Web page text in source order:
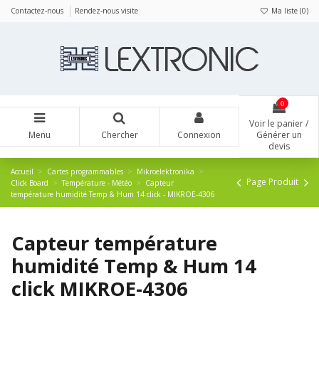
Contactez-nous Rendez-nous visite Ma liste (0)
Menu Chercher Connexion
0
Voir le panier /
Générer un
devis
Accueil Cartes programmables
Mikroelektronika
Click Board
Température - Météo
Capteur
température humidité Temp & Hum 14 click - MIKROE-4306
Page Produit
Capteur température
humidité Temp & Hum 14
click MIKROE-4306
Panneau de gestion des cookies